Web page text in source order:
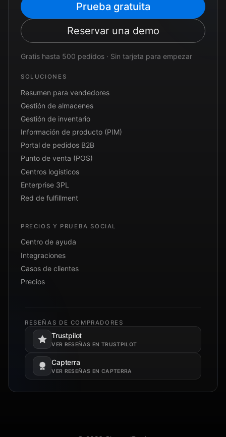
Prueba gratuita
Reservar una demo
Gratis hasta 500 pedidos · Sin tarjeta para empezar
SOLUCIONES
Resumen para vendedores
Gestión de almacenes
Gestión de inventario
Información de producto (PIM)
Portal de pedidos B2B
Punto de venta (POS)
Centros logísticos
Enterprise 3PL
Red de fulfillment
PRECIOS Y PRUEBA SOCIAL
Centro de ayuda
Integraciones
Casos de clientes
Precios
RESEÑAS DE COMPRADORES
Trustpilot
VER RESEÑAS EN TRUSTPILOT
Se abre en una pestaña nueva.
Capterra
VER RESEÑAS EN CAPTERRA
Se abre en una pestaña nueva.